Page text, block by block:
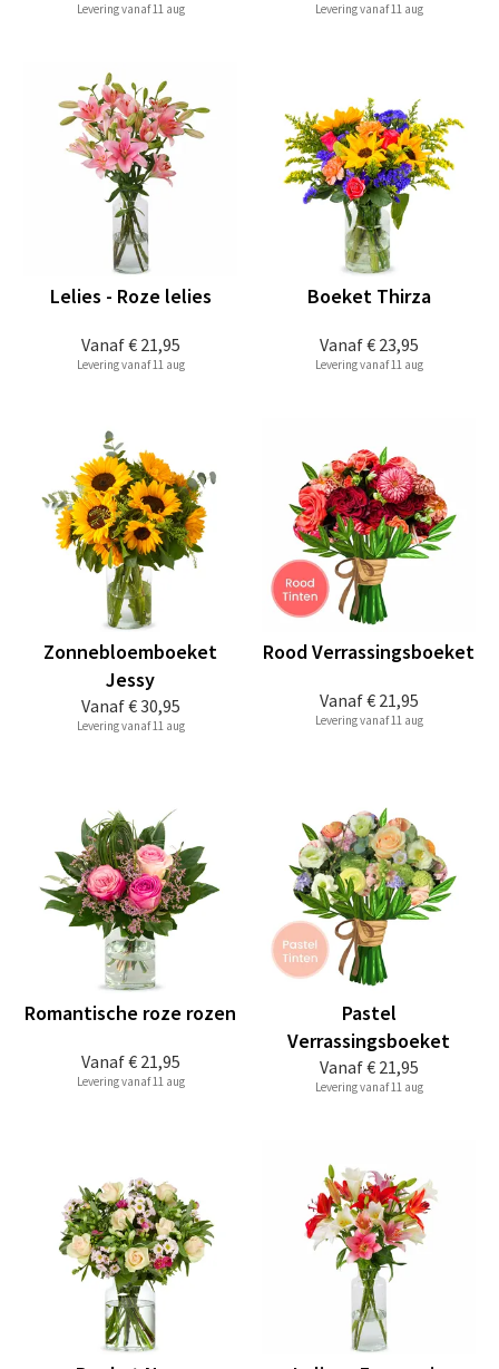
Levering vanaf 11 aug Levering vanaf 11 aug
Vanaf€ 21,95
Lelies - Roze lelies
Levering vanaf 11 aug
Vanaf€ 23,95
Boeket Thirza
Levering vanaf 11 aug
Vanaf€ 30,95
Zonnebloemboeket
Jessy
Levering vanaf 11 aug
Vanaf€ 21,95
Rood Verrassingsboeket
Levering vanaf 11 aug
Vanaf€ 21,95
Romantische roze rozen
Levering vanaf 11 aug
Vanaf€ 21,95
Pastel
Verrassingsboeket
Levering vanaf 11 aug